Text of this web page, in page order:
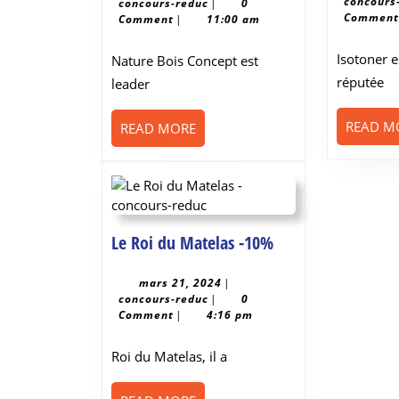
Plan
Devis
Gratuit
2024
reduc
Comment | 11:00 am
Nature Bois Concept est
leader
READ MOREREAD
MORE
dès
49
Comment
Isotoner est une maison
réputée
READ
Le Roi du Matelas -10%Le
mars 21, 2024 mars
2024
|
concours-reduc concours-
reduc
|
0
Comment | 4:16 pm
Roi du Matelas, il a